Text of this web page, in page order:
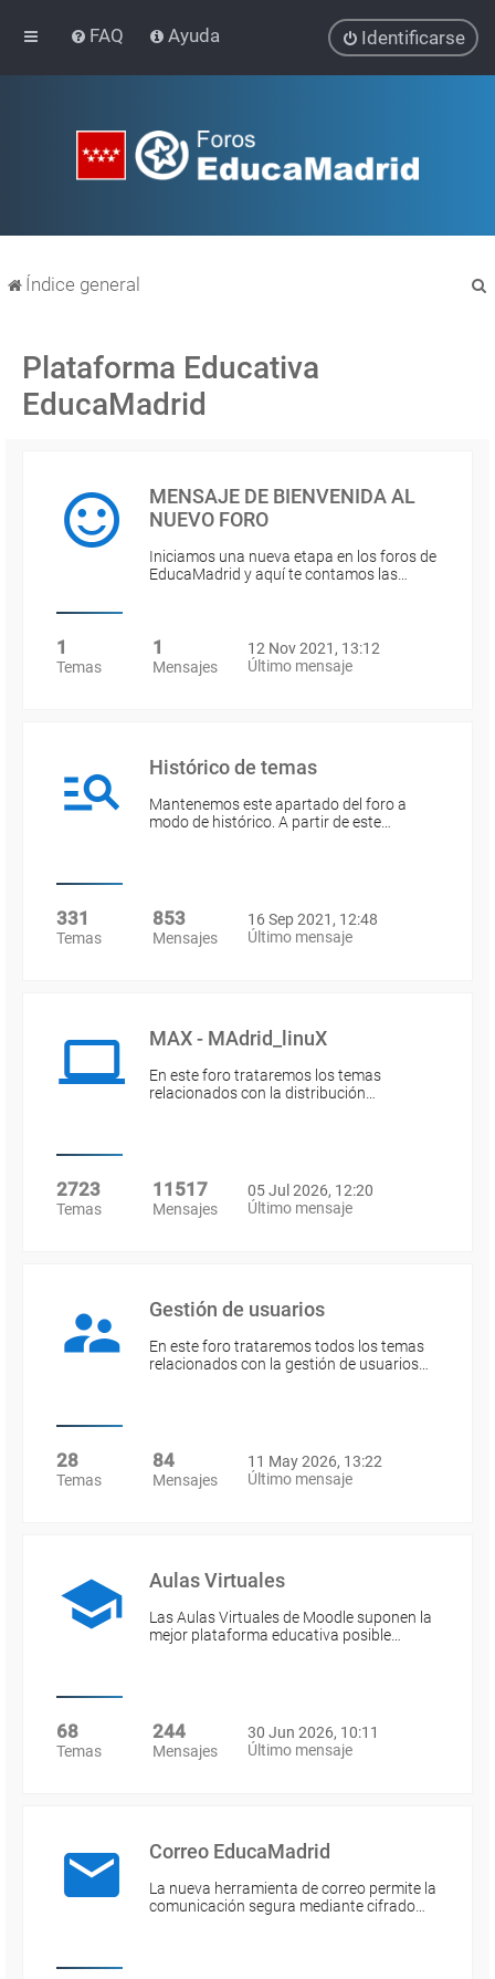
FAQ Ayuda Identificarse
Índice general
Plataforma Educativa
EducaMadrid
MENSAJE DE BIENVENIDA AL
NUEVO FORO
Iniciamos una nueva etapa en los foros de
EducaMadrid y aquí te contamos las…
1
Temas
1
Mensajes
12 Nov 2021, 13:12
Último mensaje
Histórico de temas
Mantenemos este apartado del foro a
modo de histórico. A partir de este…
331
Temas
853
Mensajes
16 Sep 2021, 12:48
Último mensaje
MAX - MAdrid_linuX
En este foro trataremos los temas
relacionados con la distribución…
2723
Temas
11517
Mensajes
05 Jul 2026, 12:20
Último mensaje
Gestión de usuarios
En este foro trataremos todos los temas
relacionados con la gestión de usuarios…
28
Temas
84
Mensajes
11 May 2026, 13:22
Último mensaje
Aulas Virtuales
Las Aulas Virtuales de Moodle suponen la
mejor plataforma educativa posible…
68
Temas
244
Mensajes
30 Jun 2026, 10:11
Último mensaje
Correo EducaMadrid
La nueva herramienta de correo permite la
comunicación segura mediante cifrado…